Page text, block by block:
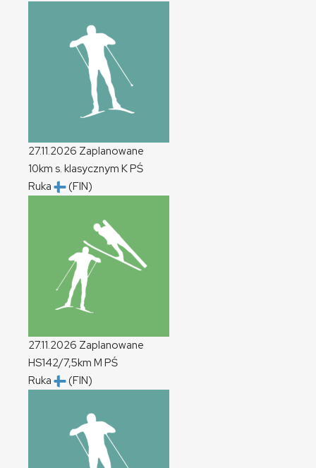
27.11.2026 Zaplanowane
10km s. klasycznym KPŚ
Ruka
(FIN)
27.11.2026 Zaplanowane
HS142/7,5km M PŚ
Ruka
(FIN)